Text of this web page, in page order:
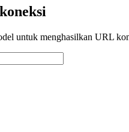
untuk menghasilkan URL